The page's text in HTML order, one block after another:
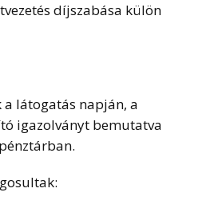
díjszabása külön
látogatás napján, a
igazolványt bemutatva